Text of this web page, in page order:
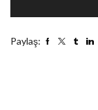
Paylaş: